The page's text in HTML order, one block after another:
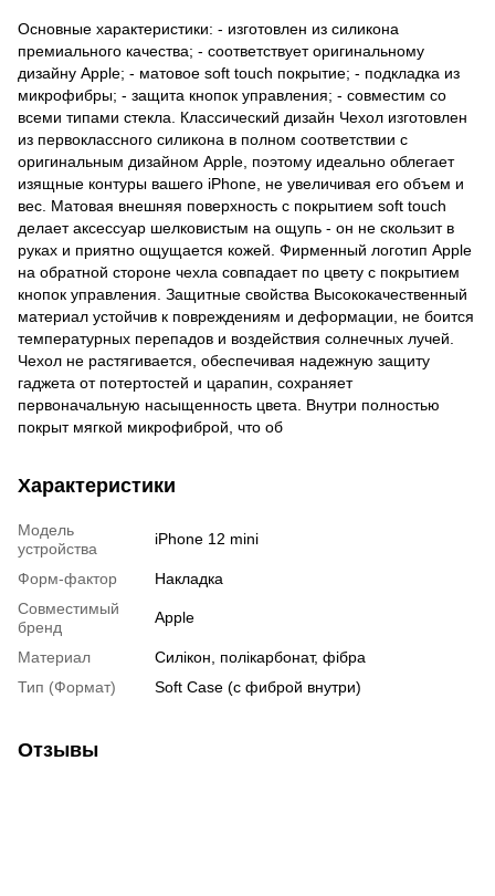
Основные характеристики: - изготовлен из силикона
премиального качества; - соответствует оригинальному
дизайну Apple; - матовое soft touch покрытие; - подкладка из
микрофибры; - защита кнопок управления; - совместим со
всеми типами стекла. Классический дизайн Чехол изготовлен
из первоклассного силикона в полном соответствии с
оригинальным дизайном Apple, поэтому идеально облегает
изящные контуры вашего iPhone, не увеличивая его объем и
вес. Матовая внешняя поверхность с покрытием soft touch
делает аксессуар шелковистым на ощупь - он не скользит в
руках и приятно ощущается кожей. Фирменный логотип Apple
на обратной стороне чехла совпадает по цвету с покрытием
кнопок управления. Защитные свойства Высококачественный
материал устойчив к повреждениям и деформации, не боится
температурных перепадов и воздействия солнечных лучей.
Чехол не растягивается, обеспечивая надежную защиту
гаджета от потертостей и царапин, сохраняет
первоначальную насыщенность цвета. Внутри полностью
покрыт мягкой микрофиброй, что об
Характеристики
Модель
устройства
iPhone 12 mini
Форм-фактор
Накладка
Совместимый
бренд
Apple
Материал
Силікон, полікарбонат, фібра
Тип (Формат)
Soft Case (с фиброй внутри)
Отзывы